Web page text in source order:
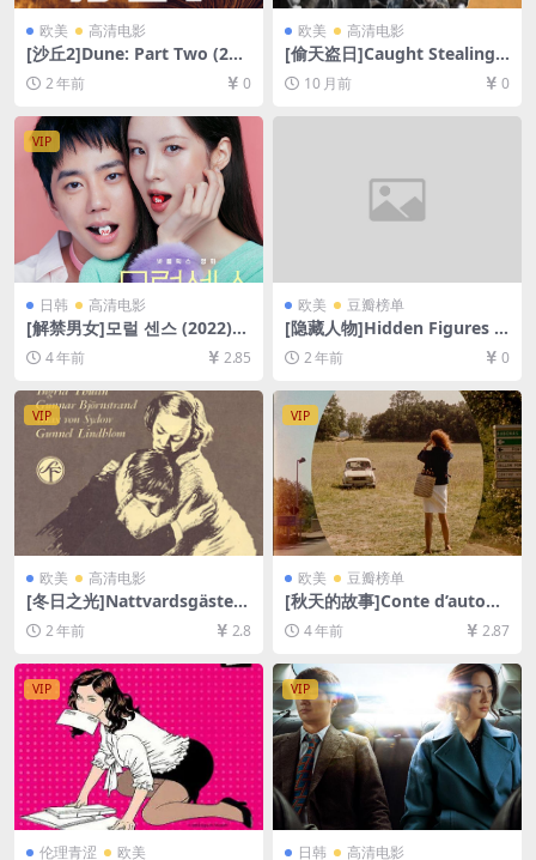
欧美 高清电影
[沙丘2]Dune: Part Two (202
4)[百度网盘+夸克网盘1080P
超清未删减资源][网盘在线播
放/下载][MP4/9GB][中文字
幕]
2 年前 0
欧美 高清电影
[偷天盗日]Caught Stealing
(2025)[百度网盘+夸克网盘10
80P超清未删减资源][网盘在
线播放/下载][MP4/8.7GB][中
10 月前 0
VIP
日韩 高清电影
[解禁男女]모럴 센스 (2022)
[百度网盘+迅雷云盘资源1080
P超清未删减][MP4/7.7GB][韩
4 年前 2.85
欧美 豆瓣榜单
[隐藏人物]Hidden Figures (2
016)[百度网盘+夸克网盘1080
P超清未删减资源][网盘在线播
幕]
2 年前 0
VIP
欧美 高清电影
[冬日之光]Nattvardsgästern
a (1963)[百度网盘+夸克网盘1
080P超清未删减资源][网盘在
线播放/下载][MP4/5.2GB][中
文字幕]
2 年前 2.8
VIP
欧美 豆瓣榜单
[秋天的故事]Conte d’autom
ne (1998)[百度网盘+迅雷云盘
资源1080P超清未删减][MP4/
6GB][中文字幕]
4 年前 2.87
VIP
伦理青涩 欧美
VIP
日韩 高清电影